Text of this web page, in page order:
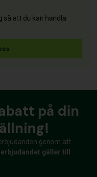
så att du kan handla
på din
genom att
erbjudandet gäller till